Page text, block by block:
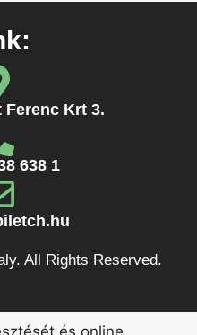
Ferenc Krt 3.
638 1
All Rights Reserved.